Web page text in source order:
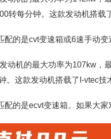
转每分钟。这款发动机搭载
配的是cvt变速箱或6速手动变
动机的最大功率为107kw，
。这款发动机搭载了I-vtec技
配的是ecvt变速箱。如果大